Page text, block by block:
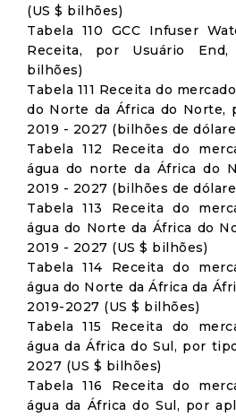
(US $ bilhões)
Tabela 110 GCC Infuser
Receita, por Usuário
bilhões)
Tabela 111 Receita do
do Norte da África do Norte,
2019 - 2027 (bilhões de
Tabela 112 Receita do
água do norte da África do
2019 - 2027 (bilhões de
Tabela 113 Receita do
água do Norte da África do
2019 - 2027 (US $ bilhões)
Tabela 114 Receita do
água do Norte da África da
2019-2027 (US $ bilhões)
Tabela 115 Receita do
água da África do Sul, por
2027 (US $ bilhões)
Tabela 116 Receita do
água da África do Sul, por